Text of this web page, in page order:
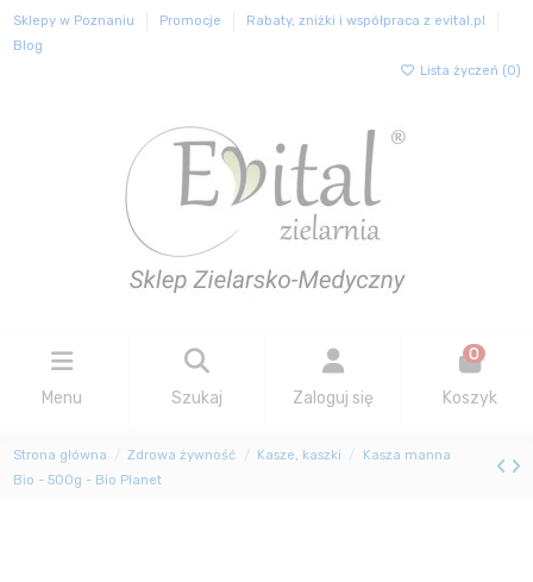
Sklepy w Poznaniu Promocje
Rabaty, zniżki i współpraca z evital.pl
Blog
Lista życzeń (0)
Menu Szukaj Zaloguj się
0
Koszyk
Strona główna Zdrowa żywność Kasze, kaszki
Kasza manna
Bio - 500g - Bio Planet